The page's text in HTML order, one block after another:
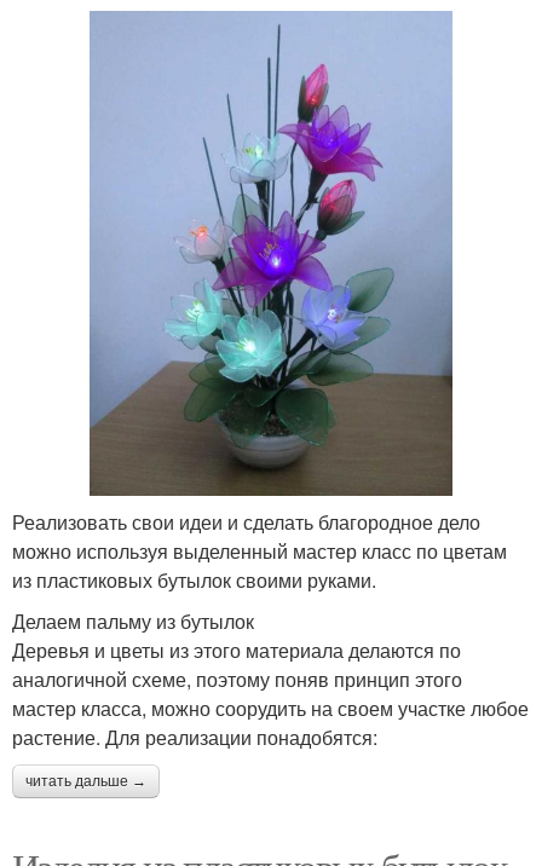
Реализовать свои идеи и сделать благородное дело
можно используя выделенный мастер класс по цветам
из пластиковых бутылок своими руками.
Делаем пальму из бутылок
Деревья и цветы из этого материала делаются по
аналогичной схеме, поэтому поняв принцип этого
мастер класса, можно соорудить на своем участке любое
растение. Для реализации понадобятся:
читать дальше →